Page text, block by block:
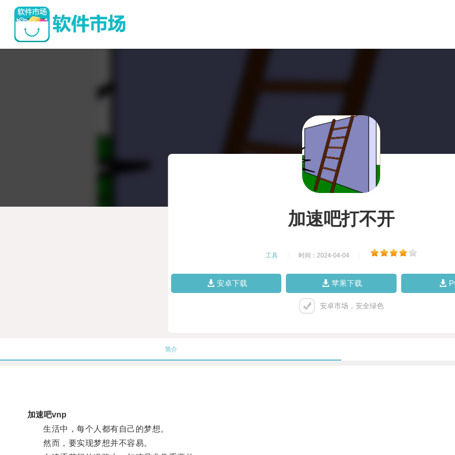
加速吧打不开
工具 时间：2024-04-04
安卓下载 苹果下载
安卓市场，安全绿色
简介
加速吧vnp
生活中，每个人都有自己的梦想。
然而，要实现梦想并不容易。